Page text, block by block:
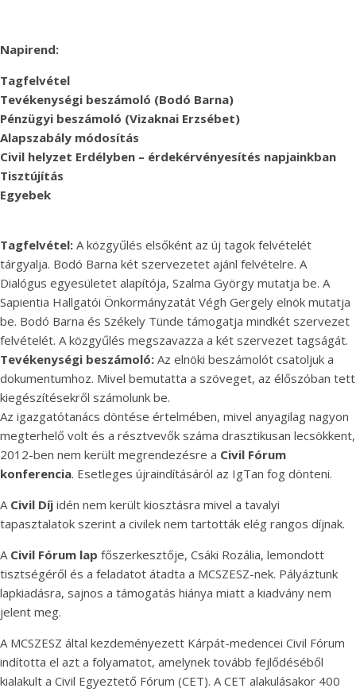
Napirend:
Tagfelvétel
Tevékenységi beszámoló (Bodó Barna)
Pénzügyi beszámoló (Vizaknai Erzsébet)
Alapszabály módosítás
Civil helyzet Erdélyben – érdekérvényesítés napjainkban
Tisztújítás
Egyebek
Tagfelvétel: A közgyűlés elsőként az új tagok felvételét
tárgyalja. Bodó Barna két szervezetet ajánl felvételre. A
Dialógus egyesületet alapítója, Szalma György mutatja be. A
Sapientia Hallgatói Önkormányzatát Végh Gergely elnök mutatja
be. Bodó Barna és Székely Tünde támogatja mindkét szervezet
felvételét. A közgyűlés megszavazza a két szervezet tagságát.
Tevékenységi beszámoló: Az elnöki beszámolót csatoljuk a
dokumentumhoz. Mivel bemutatta a szöveget, az élőszóban tett
kiegészítésekről számolunk be.
Az igazgatótanács döntése értelmében, mivel anyagilag nagyon
megterhelő volt és a résztvevők száma drasztikusan lecsökkent,
2012-ben nem került megrendezésre a Civil Fórum
konferencia. Esetleges újraindításáról az IgTan fog dönteni.
A Civil Díj idén nem került kiosztásra mivel a tavalyi
tapasztalatok szerint a civilek nem tartották elég rangos díjnak.
A Civil Fórum lap főszerkesztője, Csáki Rozália, lemondott
tisztségéről és a feladatot átadta a MCSZESZ-nek. Pályáztunk
lapkiadásra, sajnos a támogatás hiánya miatt a kiadvány nem
jelent meg.
A MCSZESZ által kezdeményezett Kárpát-medencei Civil Fórum
indította el azt a folyamatot, amelynek tovább fejlődéséből
kialakult a Civil Egyeztető Fórum (CET). A CET alakulásakor 400